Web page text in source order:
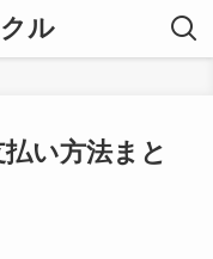
ル
い方法まと